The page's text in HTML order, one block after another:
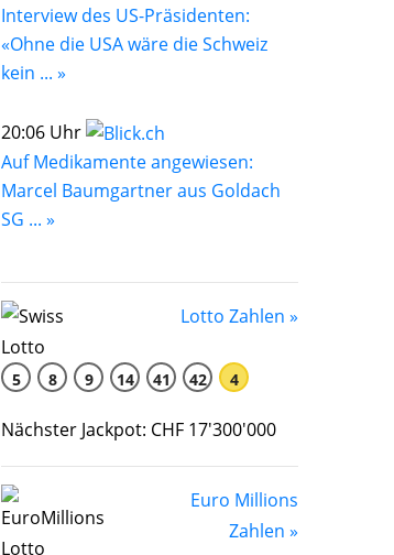
Interview des US-Präsidenten:
«Ohne die USA wäre die Schweiz
kein ... »
20:06 Uhr
Auf Medikamente angewiesen:
Marcel Baumgartner aus Goldach
SG ... »
Lotto Zahlen »
5 8 9 14 41 42 4
Nächster Jackpot: CHF 17'300'000
Euro Millions
Zahlen »